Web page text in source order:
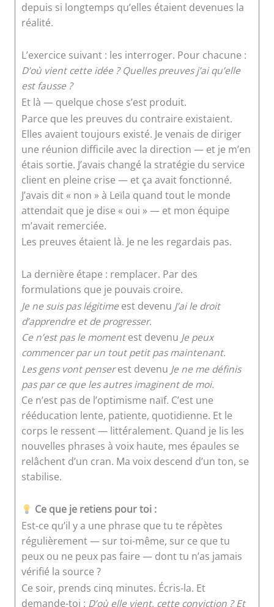
depuis si longtemps qu’elles étaient devenues la
réalité.
L’exercice suivant : les interroger. Pour chacune :
D’où vient cette idée ? Quelles preuves j’ai qu’elle
est fausse ?
Et là — quelque chose s’est produit.
Parce que les preuves du contraire existaient.
Elles avaient toujours existé. Je venais de diriger
une réunion difficile avec la direction — et je m’en
étais sortie. J’avais changé la stratégie du service
client en pleine crise — et ça avait fonctionné.
J’avais dit « non » à Leïla quand tout le monde
attendait que je dise « oui » — et mon équipe
m’avait remerciée.
Les preuves étaient là. Je ne les regardais pas.
La dernière étape : remplacer. Par des
formulations que je pouvais croire.
Je ne suis pas légitimeest devenu J’ai le droit
d’apprendre et de progresser.
Ce n’est pas le momentest devenu Je peux
commencer par un tout petit pas maintenant.
Les gens vont penserest devenu Je ne me définis
pas par ce que les autres imaginent de moi.
Ce n’est pas de l’optimisme naïf. C’est une
rééducation lente, patiente, quotidienne. Et le
corps le ressent — littéralement. Quand je lis les
nouvelles phrases à voix haute, mes épaules se
relâchent d’un cran. Ma voix descend d’un ton, se
stabilise.
Ce que je retiens pour toi :
Est-ce qu’il y a une phrase que tu te répètes
régulièrement — sur toi-même, sur ce que tu
peux ou ne peux pas faire — dont tu n’as jamais
vérifié la source ?
Ce soir, prends cinq minutes. Écris-la. Et
demande-toi : D’où elle vient, cette conviction ? Et